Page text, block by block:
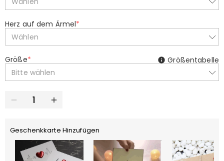
Herz auf dem Ärmel*
Wählen
Größe*
Bitte wählen
Größentabelle
Geschenkkarte Hinzufügen